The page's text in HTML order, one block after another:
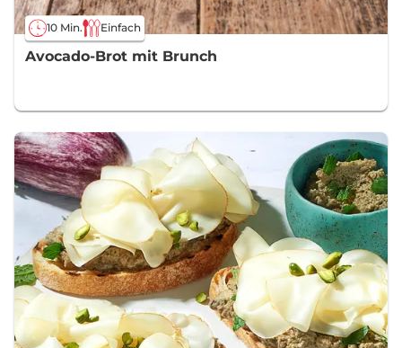
10 Min. Einfach
Avocado-Brot mit Brunch